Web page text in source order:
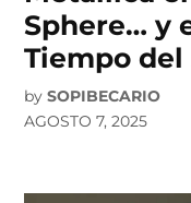
Sphere… y
Tiempo del
by SOPIBECARIO
AGOSTO 7, 2025